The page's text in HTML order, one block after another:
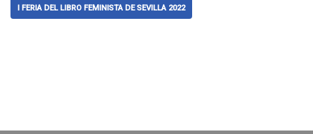
I FERIA DEL LIBRO FEMINISTA DE SEVILLA 2022